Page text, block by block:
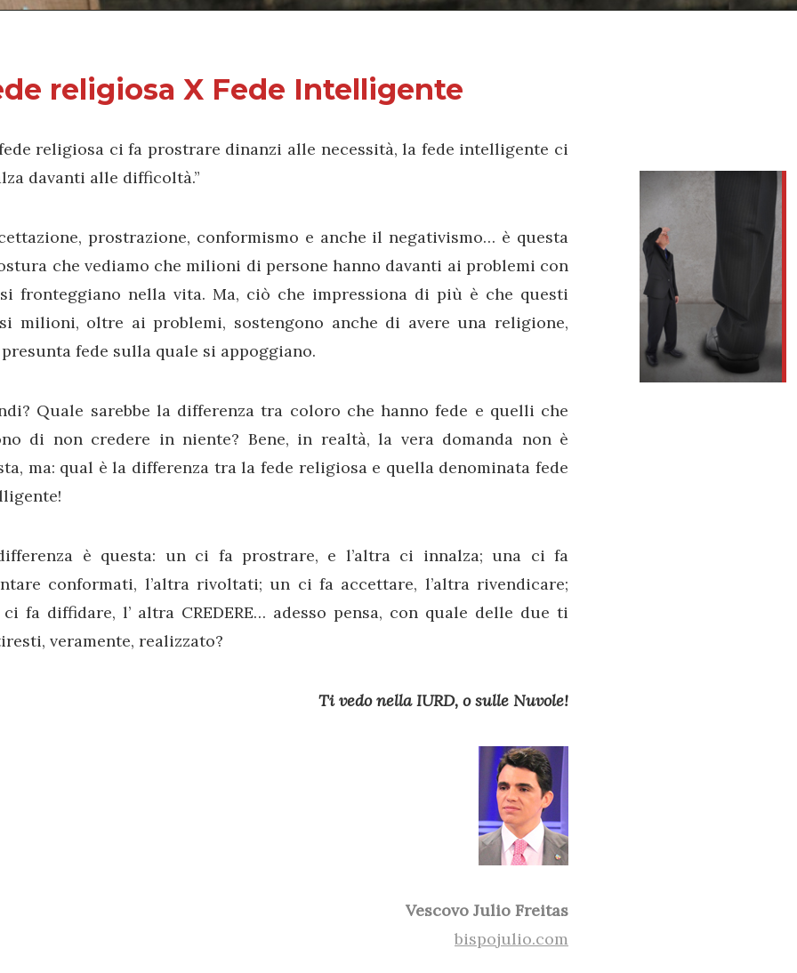
religiosa X Fede Intelligente
religiosa ci fa prostrare dinanzi alle necessità, la fede intelligente ci
davanti alle difficoltà.”
prostrazione, conformismo e anche il negativismo… è questa
che vediamo che milioni di persone hanno davanti ai problemi con
fronteggiano nella vita. Ma, ciò che impressiona di più è che questi
milioni, oltre ai problemi, sostengono anche di avere una religione,
fede sulla quale si appoggiano.
Quale sarebbe la differenza tra coloro che hanno fede e quelli che
di non credere in niente? Bene, in realtà, la vera domanda non è
ma: qual è la differenza tra la fede religiosa e quella denominata fede
è questa: un ci fa prostrare, e l’altra ci innalza; una ci fa
conformati, l’altra rivoltati; un ci fa accettare, l’altra rivendicare;
fa diffidare, l’ altra CREDERE… adesso pensa, con quale delle due ti
veramente, realizzato?
Ti vedo nella IURD, o sulle Nuvole!
Vescovo Julio Freitas
bispojulio.com